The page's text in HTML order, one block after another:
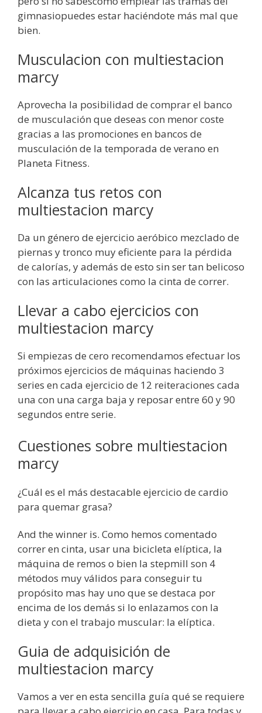
gimnasiopuedes estar haciéndote más mal que
bien.
Musculacion con multiestacion
marcy
Aprovecha la posibilidad de comprar el banco
de musculación que deseas con menor coste
gracias a las promociones en bancos de
musculación de la temporada de verano en
Planeta Fitness.
Alcanza tus retos con
multiestacion marcy
Da un género de ejercicio aeróbico mezclado de
piernas y tronco muy eficiente para la pérdida
de calorías, y además de esto sin ser tan belicoso
con las articulaciones como la cinta de correr.
Llevar a cabo ejercicios con
multiestacion marcy
Si empiezas de cero recomendamos efectuar los
próximos ejercicios de máquinas haciendo 3
series en cada ejercicio de 12 reiteraciones cada
una con una carga baja y reposar entre 60 y 90
segundos entre serie.
Cuestiones sobre multiestacion
marcy
¿Cuál es el más destacable ejercicio de cardio
para quemar grasa?
And the winner is. Como hemos comentado
correr en cinta, usar una bicicleta elíptica, la
máquina de remos o bien la stepmill son 4
métodos muy válidos para conseguir tu
propósito mas hay uno que se destaca por
encima de los demás si lo enlazamos con la
dieta y con el trabajo muscular: la elíptica.
Guia de adquisición de
multiestacion marcy
Vamos a ver en esta sencilla guía qué se requiere